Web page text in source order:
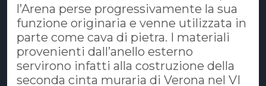
l’Arena perse progressivamente la sua
funzione originaria e venne utilizzata in
parte come cava di pietra. I materiali
provenienti dall’anello esterno
servirono infatti alla costruzione della
seconda cinta muraria di Verona nel VI